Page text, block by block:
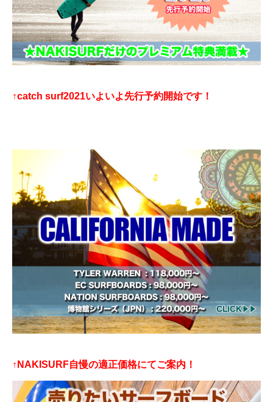
↑catch surf2021いよいよ先行予約開始です！
↑NAKISURF自慢の適正価格にてご案内！